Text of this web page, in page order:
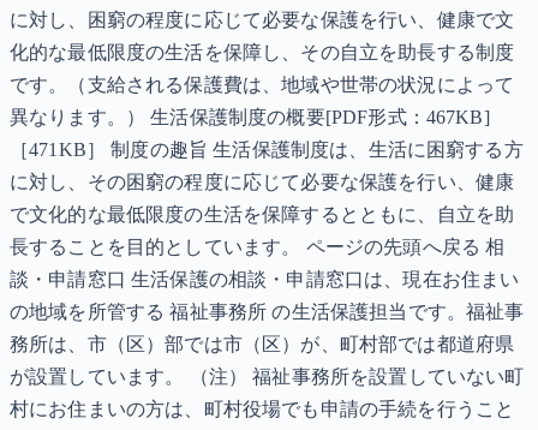
に対し、困窮の程度に応じて必要な保護を行い、健康で文
化的な最低限度の生活を保障し、その自立を助長する制度
です。（支給される保護費は、地域や世帯の状況によって
異なります。） 生活保護制度の概要[PDF形式：467KB]
［471KB］ 制度の趣旨 生活保護制度は、生活に困窮する方
に対し、その困窮の程度に応じて必要な保護を行い、健康
で文化的な最低限度の生活を保障するとともに、自立を助
長することを目的としています。 ページの先頭へ戻る 相
談・申請窓口 生活保護の相談・申請窓口は、現在お住まい
の地域を所管する 福祉事務所 の生活保護担当です。福祉事
務所は、市（区）部では市（区）が、町村部では都道府県
が設置しています。 （注） 福祉事務所を設置していない町
村にお住まいの方は、町村役場でも申請の手続を行うこと